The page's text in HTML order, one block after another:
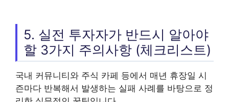
5. 실전 투자자가 반드시 알아야
할 3가지 주의사항 (체크리스트)
국내 커뮤니티와 주식 카페 등에서 매년 휴장일 시
즌마다 반복해서 발생하는 실패 사례를 바탕으로 정